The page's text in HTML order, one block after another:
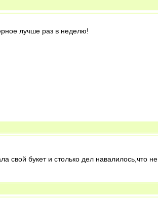
лучше раз в неделю!
свой букет и столько дел навалилось,что